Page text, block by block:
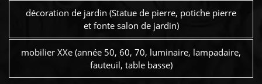
décoration de jardin (Statue de pierre, potiche pierre
et fonte salon de jardin)
mobilier XXe (année 50, 60, 70, luminaire, lampadaire,
fauteuil, table basse)